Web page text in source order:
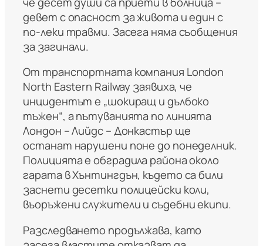
девет с опасност за живота и един с
по-леки травми. Засега няма съобщения
за загинали.
От транспортната компания London
North Eastern Railwayзаявиха, че
инцидентът е „шокиращ и дълбоко
тъжен“, а пътуванията по линията
Лондон – Лийдс – Донкастър ще
останат нарушени поне до понеделник.
Полицията е обградила района около
гарата в Хънтингдън, където са били
заснети десетки полицейски коли,
въоръжени служители и съдебни екипи.
Разследването продължава, като